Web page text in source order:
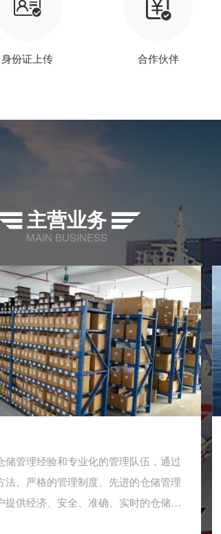

身份证上传

合作伙伴
 主营业务 
MAIN BUSINESS
储管理经验和专业化的管理队伍，通过
法、严格的管理制度、先进的仓储管理
提供经济、安全、准确、实时的仓储服